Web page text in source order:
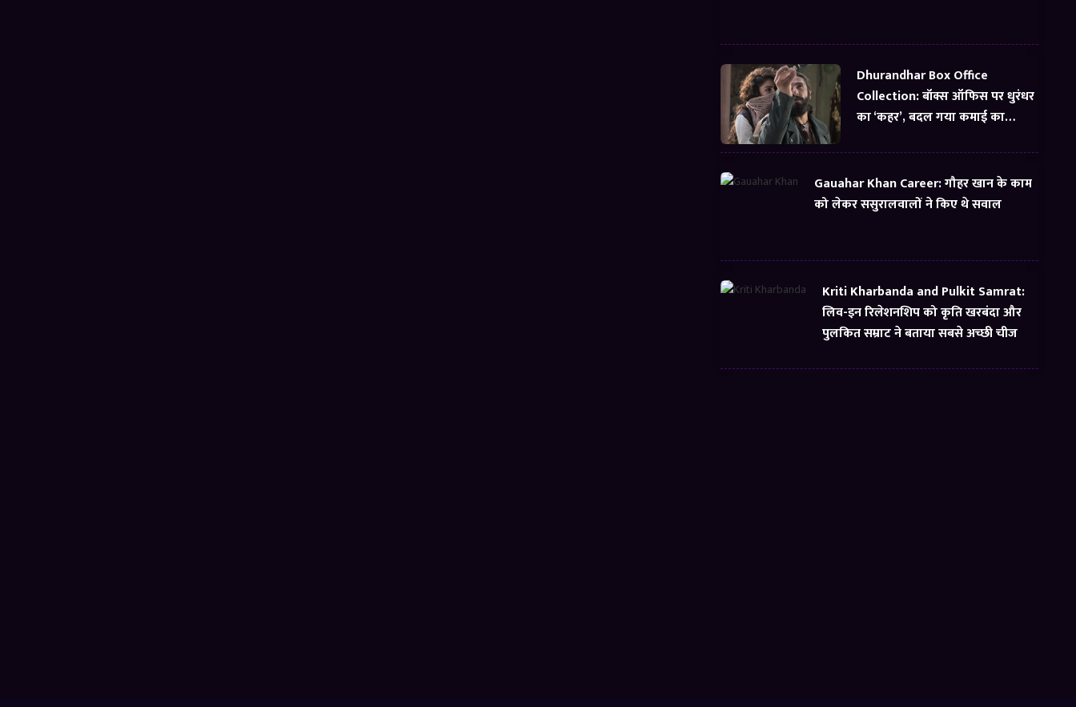
Dhurandhar Box Office
Collection: बॉक्स ऑफिस पर धुरंधर
का ‘कहर’, बदल गया कमाई का
Gauahar Khan Career: गौहर खान के काम
को लेकर ससुरालवालों ने किए थे सवाल
Kriti Kharbanda and Pulkit Samrat:
लिव-इन रिलेशनशिप को कृति खरबंदा और
पुलकित सम्राट ने बताया सबसे अच्छी चीज